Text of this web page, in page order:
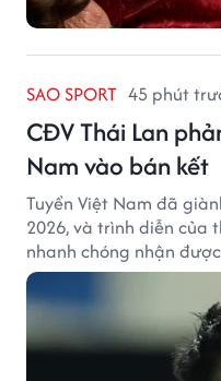
SAO SPORT 45 phút
CĐV Thái Lan
Nam vào bán kết
Tuyển Việt Nam đã
2026, và trình diễn của
nhanh chóng nhận
mộ Thái Lan.